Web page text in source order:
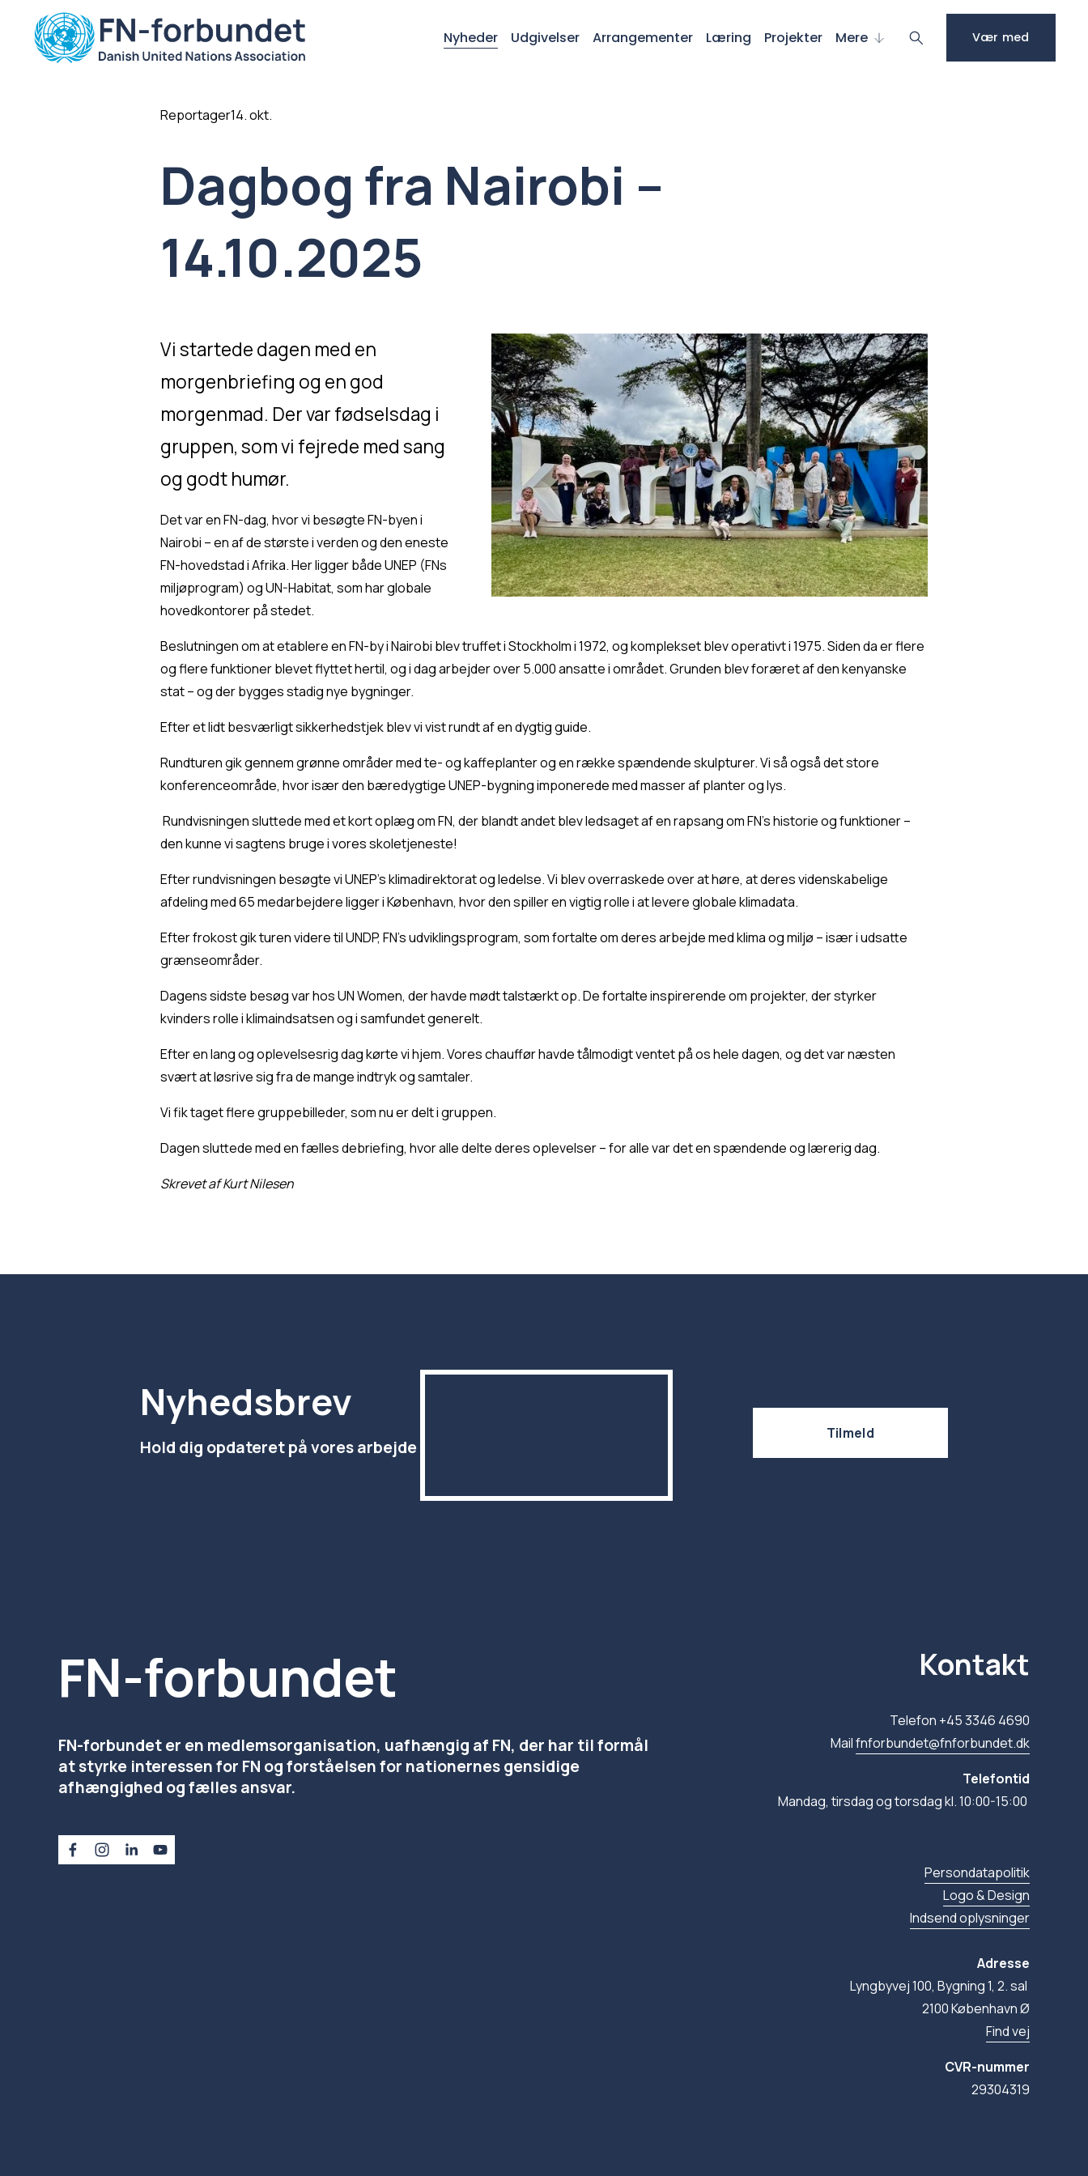
Nyheder Udgivelser Arrangementer Læring Projekter Mere Vær med
Dagbog fra Nairobi –
14.10.2025
Reportager14. okt.
Vi startede dagen med en
morgenbriefing og en god
morgenmad. Der var fødselsdag i
gruppen, som vi fejrede med sang
og godt humør.
Det var en FN-dag, hvor vi besøgte FN-byen i
Nairobi – en af de største i verden og den eneste
FN-hovedstad i Afrika. Her ligger både UNEP (FNs
miljøprogram) og UN-Habitat, som har globale
hovedkontorer på stedet.
Beslutningen om at etablere en FN-by i Nairobi blev truffet i Stockholm i 1972, og komplekset blev operativt i 1975. Siden da er flere
og flere funktioner blevet flyttet hertil, og i dag arbejder over 5.000 ansatte i området. Grunden blev foræret af den kenyanske
stat – og der bygges stadig nye bygninger.
Efter et lidt besværligt sikkerhedstjek blev vi vist rundt af en dygtig guide.
Rundturen gik gennem grønne områder med te- og kaffeplanter og en række spændende skulpturer. Vi så også det store
konferenceområde, hvor især den bæredygtige UNEP-bygning imponerede med masser af planter og lys.
Rundvisningen sluttede med et kort oplæg om FN, der blandt andet blev ledsaget af en rapsang om FN’s historie og funktioner –
den kunne vi sagtens bruge i vores skoletjeneste!
Efter rundvisningen besøgte vi UNEP’s klimadirektorat og ledelse. Vi blev overraskede over at høre, at deres videnskabelige
afdeling med 65 medarbejdere ligger i København, hvor den spiller en vigtig rolle i at levere globale klimadata.
Efter frokost gik turen videre til UNDP, FN’s udviklingsprogram, som fortalte om deres arbejde med klima og miljø – især i udsatte
grænseområder.
Dagens sidste besøg var hos UN Women, der havde mødt talstærkt op. De fortalte inspirerende om projekter, der styrker
kvinders rolle i klimaindsatsen og i samfundet generelt.
Efter en lang og oplevelsesrig dag kørte vi hjem. Vores chauffør havde tålmodigt ventet på os hele dagen, og det var næsten
svært at løsrive sig fra de mange indtryk og samtaler.
Vi fik taget flere gruppebilleder, som nu er delt i gruppen.
Dagen sluttede med en fælles debriefing, hvor alle delte deres oplevelser – for alle var det en spændende og lærerig dag.
Skrevet af Kurt Nilesen
Nyhedsbrev
Hold dig opdateret på vores arbejde
Tilmeld
FN-forbundet
FN-forbundet er en medlemsorganisation, uafhængig af FN, der har til formål
at styrke interessen for FN og forståelsen for nationernes gensidige
afhængighed og fælles ansvar.
Kontakt
Telefon +45 3346 4690
Mail fnforbundet@fnforbundet.dk
Telefontid
Mandag, tirsdag og torsdag kl. 10:00-15:00
Persondatapolitik
Logo & Design
Indsend oplysninger
Adresse
Lyngbyvej 100, Bygning 1, 2. sal
2100 København Ø
Find vej
CVR-nummer
29304319